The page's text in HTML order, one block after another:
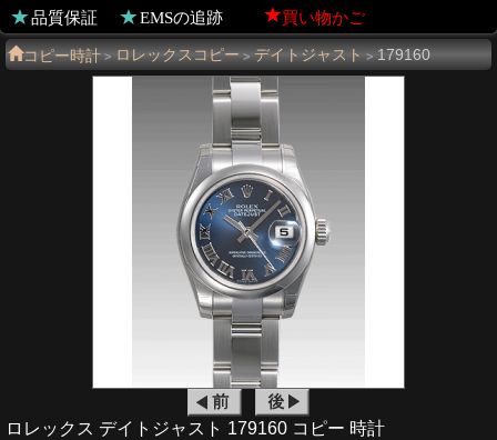
品質保証
EMSの追跡 買い物かご
コピー時計 > ロレックスコピー > デイトジャスト > 179160
ロレックス デイトジャスト 179160 コピー 時計